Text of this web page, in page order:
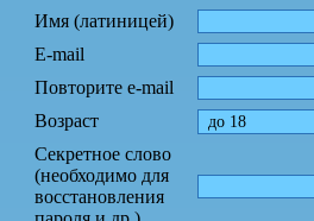
Имя (латиницей)
E-mail
Повторите e-mail
Возраст
Секретное слово
(необходимо для
восстановления